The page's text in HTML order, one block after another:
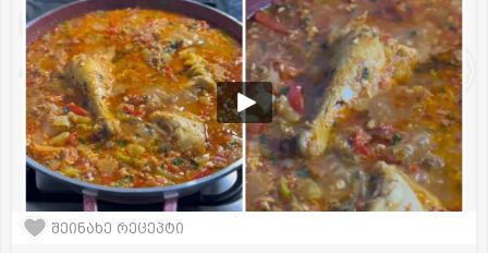
შეინახე რეცეპტი